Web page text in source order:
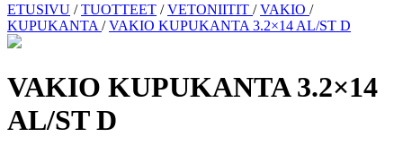
Skip
to
content
ETUSIVU /TUOTTEET /VETONIITIT /VAKIO /
KUPUKANTA /VAKIO KUPUKANTA 3.2×14 AL/ST D
VAKIO KUPUKANTA 3.2×14
AL/ST D